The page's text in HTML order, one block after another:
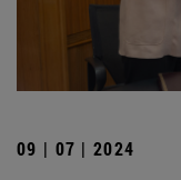
09 | 07 | 2024